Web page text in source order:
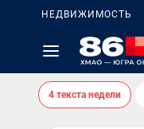
НЕДВИЖИМОСТЬ
4 текста недели